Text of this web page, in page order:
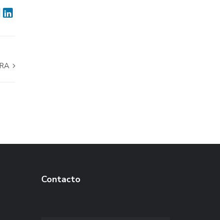
Contacto